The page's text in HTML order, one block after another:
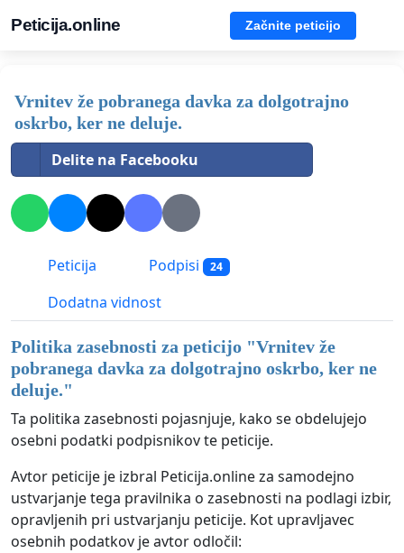
Peticija.online Začnite peticijo
Vrnitev že pobranega davka za dolgotrajno
oskrbo, ker ne deluje.
Delite na Facebooku
Peticija Podpisi 24
Dodatna vidnost
Politika zasebnosti za peticijo "Vrnitev že
pobranega davka za dolgotrajno oskrbo, ker ne
deluje."
Ta politika zasebnosti pojasnjuje, kako se obdelujejo
osebni podatki podpisnikov te peticije.
Avtor peticije je izbral Peticija.online za samodejno
ustvarjanje tega pravilnika o zasebnosti na podlagi izbir,
opravljenih pri ustvarjanju peticije. Kot upravljavec
osebnih podatkov je avtor odločil: